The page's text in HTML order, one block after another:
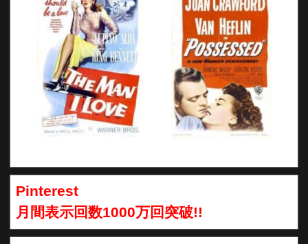
Pinterest
月間表示回数1000万回突破!!